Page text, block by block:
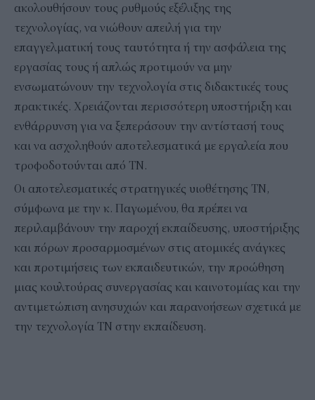
ακολουθήσουν τους ρυθμούς εξέλιξης της
τεχνολογίας, να νιώθουν απειλή για την
επαγγελματική τους ταυτότητα ή την ασφάλεια της
εργασίας τους ή απλώς προτιμούν να μην
ενσωματώνουν την τεχνολογία στις διδακτικές τους
πρακτικές. Χρειάζονται περισσότερη υποστήριξη και
ενθάρρυνση για να ξεπεράσουν την αντίστασή τους
και να ασχοληθούν αποτελεσματικά με εργαλεία που
τροφοδοτούνται από ΤΝ.
Οι αποτελεσματικές στρατηγικές υιοθέτησης ΤΝ,
σύμφωνα με την κ. Παγωμένου, θα πρέπει να
περιλαμβάνουν την παροχή εκπαίδευσης, υποστήριξης
και πόρων προσαρμοσμένων στις ατομικές ανάγκες
και προτιμήσεις των εκπαιδευτικών, την προώθηση
μιας κουλτούρας συνεργασίας και καινοτομίας και την
αντιμετώπιση ανησυχιών και παρανοήσεων σχετικά με
την τεχνολογία ΤΝ στην εκπαίδευση.